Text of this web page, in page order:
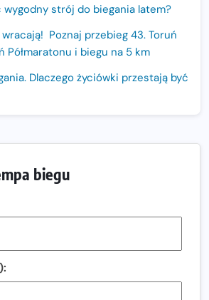
wygodny strój do biegania latem?
Poznaj przebieg 43. Toruń
Półmaratonu i biegu na 5 km
Dlaczego życiówki przestają być
i profil stworzony do szybkiego
Kompleksowe narzędzie dla biegacza
Co warto o niej wiedzieć?
biegu